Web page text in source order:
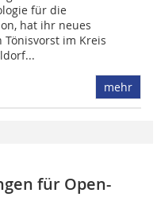
für die
hat ihr neues
im Kreis
mehr
für Open-